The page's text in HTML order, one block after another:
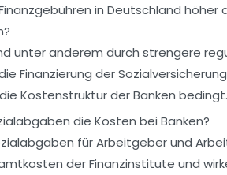
in Deutschland höher
unter anderem durch strengere
Finanzierung der
Kostenstruktur der Banken bedingt.
die Kosten bei Banken?
für Arbeitgeber und
der Finanzinstitute und